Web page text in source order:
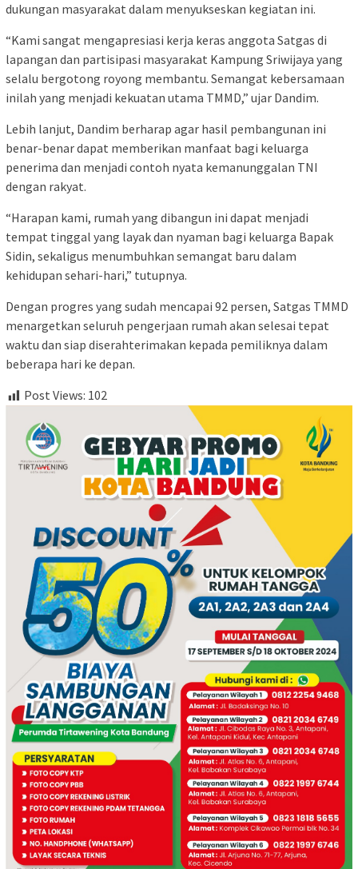
dukungan masyarakat dalam menyukseskan kegiatan ini.
“Kami sangat mengapresiasi kerja keras anggota Satgas di
lapangan dan partisipasi masyarakat Kampung Sriwijaya yang
selalu bergotong royong membantu. Semangat kebersamaan
inilah yang menjadi kekuatan utama TMMD,” ujar Dandim.
Lebih lanjut, Dandim berharap agar hasil pembangunan ini
benar-benar dapat memberikan manfaat bagi keluarga
penerima dan menjadi contoh nyata kemanunggalan TNI
dengan rakyat.
“Harapan kami, rumah yang dibangun ini dapat menjadi
tempat tinggal yang layak dan nyaman bagi keluarga Bapak
Sidin, sekaligus menumbuhkan semangat baru dalam
kehidupan sehari-hari,” tutupnya.
Dengan progres yang sudah mencapai 92 persen, Satgas TMMD
menargetkan seluruh pengerjaan rumah akan selesai tepat
waktu dan siap diserahterimakan kepada pemiliknya dalam
beberapa hari ke depan.
Post Views: 102